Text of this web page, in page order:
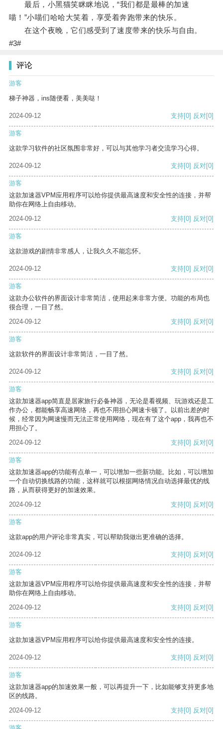
最后，小黑猫笑眯眯地说，“我们都是最棒的加速
喵！”小喵们哈哈大笑着，享受着奔跑带来的快乐。
在这个夜晚，它们感受到了速度带来的快乐与自由。
#3#
评论
游客
梯子神器，ins随便看，美美哒！
2024-09-12 支持[0] 反对[0]
游客
这款学习软件的社区氛围非常好，可以与其他学习者交流学习心得。
2024-09-12 支持[0] 反对[0]
游客
这款加速器VPM应用程序可以给你提供最高速度和安全性的连接，并帮
助你在网络上自由移动。
2024-09-12
支持[0] 反对[0]
游客
这款游戏的剧情非常感人，让我久久不能忘怀。
2024-09-12 支持[0] 反对[0]
游客
这款办公软件的界面设计非常简洁，使用起来非常方便。功能的布局也
很合理，一目了然。
2024-09-12
支持[0] 反对[0]
游客
这款软件的界面设计非常简洁，一目了然。
2024-09-12 支持[0] 反对[0]
游客
这款加速器app简直是居家旅行必备神器，无论是看视频、玩游戏还是工
作办公，都能畅享高速网络，再也不用担心网速卡顿了。以前出差的时
候，经常因为网速慢而无法正常使用网络，现在有了这个app，我再也不
用担心了。
2024-09-12
支持[0] 反对[0]
游客
这款加速器app的功能有点单一，可以增加一些新功能。比如，可以增加
一个自动切换线路的功能，这样就可以根据网络情况自动选择最优的线
路，从而获得更好的加速效果。
2024-09-12
支持[0] 反对[0]
游客
这款app的用户评论非常真实，可以帮助我做出更准确的选择。
2024-09-12 支持[0] 反对[0]
游客
这款加速器VPM应用程序可以给你提供最高速度和安全性的连接，并帮
助你在网络上自由移动。
2024-09-12
支持[0] 反对[0]
游客
这款加速器VPM应用程序可以给你提供最高速度和安全性的连接。
2024-09-12 支持[0] 反对[0]
游客
这款加速器app的加速效果一般，可以再提升一下，比如能够支持更多地
区的线路。
2024-09-12
支持[0] 反对[0]